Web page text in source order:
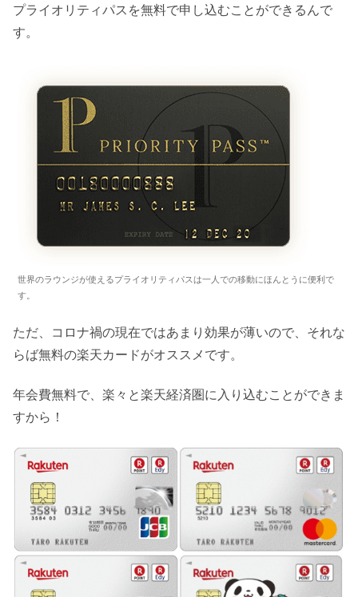
プライオリティパスを無料で申し込むことができるんで
す。
世界のラウンジが使えるプライオリティパスは一人での移動にほんとうに便利で
す。
ただ、コロナ禍の現在ではあまり効果が薄いので、それな
らば無料の楽天カードがオススメです。
年会費無料で、楽々と楽天経済圏に入り込むことができま
すから！